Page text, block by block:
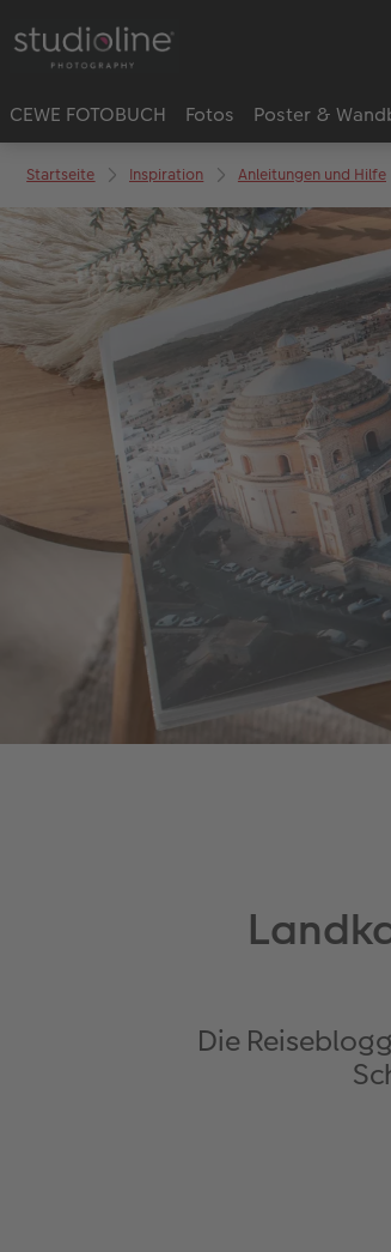
CEWE FOTOBUCH Fotos Poster &
Startseite Inspiration Anleitungen und Hilfe
Die